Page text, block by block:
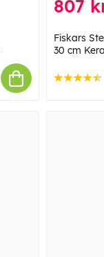
807
Fiskars
30 cm